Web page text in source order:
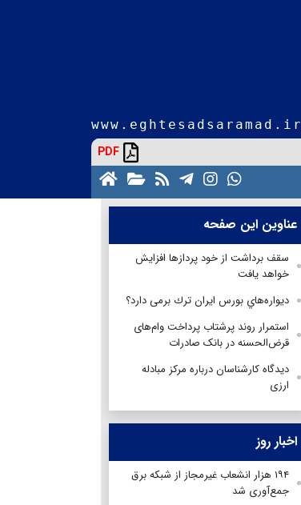
www.eghtesadsaramad.ir
PDF
عناوین این صفحه
سقف برداشت از خود پرداز‌ها افزایش
خواهد یافت
ديواره‌هاي بورس ايران ترك برمی دارد؟
استمرار روند پرشتاب پرداخت وام‌های
قرض‌الحسنه در بانک صادرات
دیدگاه کارشناسان درباره مرکز مبادله
ارزی
اخبار روز
۱۹۴ هزار انشعاب غیرمجاز از شبکه برق
جمع‌آوری شد